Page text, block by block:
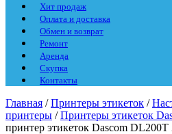
Хит продаж
Оплата и доставка
Обмен и возврат
Ремонт
Аренда
Скупка
Контакты
Главная /Принтеры этикеток /
принтеры /Принтеры этикеток
принтер этикеток Dascom